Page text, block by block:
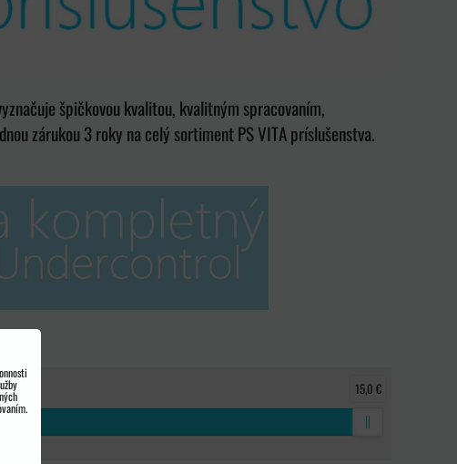
špičkovou kvalitou, kvalitným spracovaním,
zárukou 3 roky na celý sortiment PS VITA príslušenstva.
15,0 €